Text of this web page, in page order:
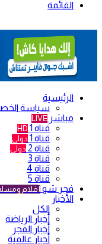
القائمة
الرئيسية
سياسة
مباشر LIVE
قناة 1 HD
قناة 1 دولي
قناة 2 دولي
قناة 3
قناة 4
قناة 5
فجر شو أفلام
الأخبار
الكل
أخبار الرياضة
أخبار الفجر
أخبار عالمية